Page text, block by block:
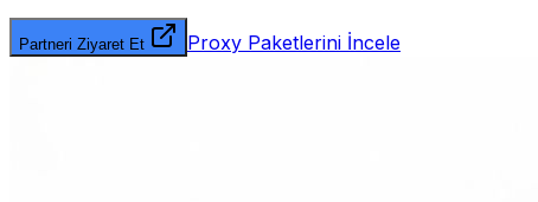
Partneri Ziyaret Et Proxy Paketlerini İncele